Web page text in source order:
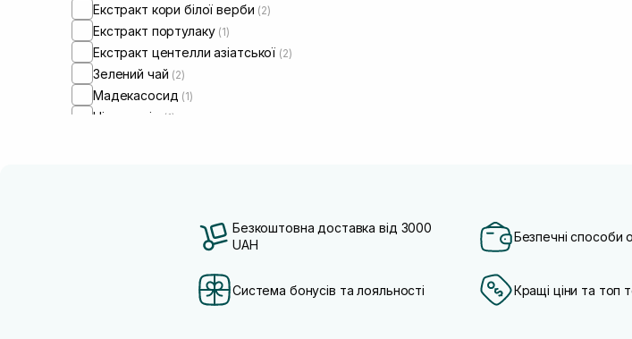
Екстракт кори білої верби (2)
Екстракт портулаку (1)
Екстракт центелли азіатської (2)
Зелений чай (2)
Мадекасосид (1)
Ніацинамід (1)
Безкоштовна доставка від 3000
UAH
Безпечні способи
Система бонусів та лояльності Кращі ціни та топ